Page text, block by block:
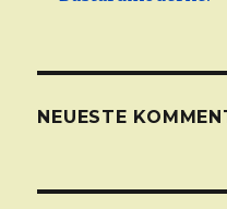
NEUESTE